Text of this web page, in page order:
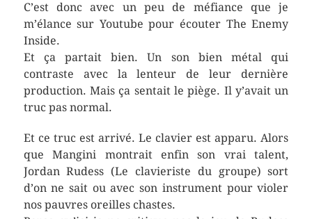
C’est donc avec un peu de méfiance que je
m’élance sur Youtube pour écouter The Enemy
Inside.
Et ça partait bien. Un son bien métal qui
contraste avec la lenteur de leur dernière
production. Mais ça sentait le piège. Il y’avait un
truc pas normal.
Et ce truc est arrivé. Le clavier est apparu. Alors
que Mangini montrait enfin son vrai talent,
Jordan Rudess (Le clavieriste du groupe) sort
d’on ne sait ou avec son instrument pour violer
nos pauvres oreilles chastes.